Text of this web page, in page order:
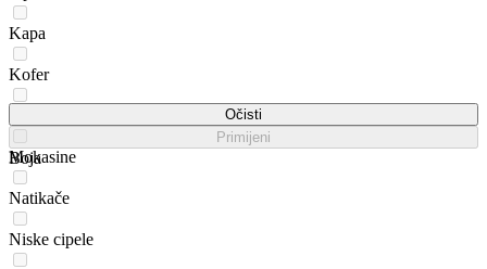
Kapa
Kofer
Mokasine
Natikače
Niske cipele
Očisti
Primijeni
Boja